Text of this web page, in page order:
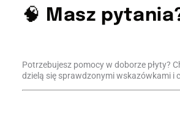
🧠 Masz
Potrzebujesz pomocy w doborze płyty?
dzielą się sprawdzonymi wskazówkami i